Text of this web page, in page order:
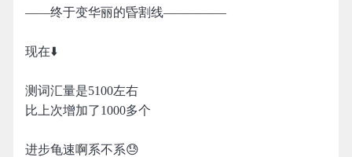
——终于变华丽的昏割线—————
现在⬇️
测词汇量是5100左右
比上次增加了1000多个
进步龟速啊系不系😓